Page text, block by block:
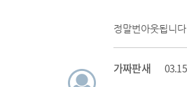
정말번아웃됩니
가짜판새